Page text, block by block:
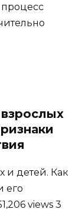
детей. Как
его
views 3